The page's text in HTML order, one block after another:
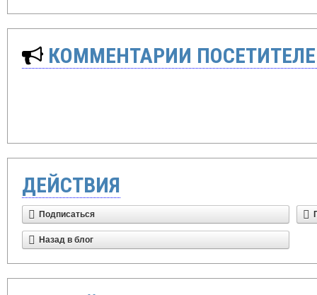
КОММЕНТАРИИ
ДЕЙСТВИЯ
Подписаться
Назад в блог